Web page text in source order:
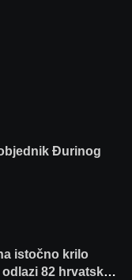
Đurinog
istočno krilo
odlazi 82 hrvatska